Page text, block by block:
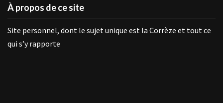
À propos de ce site
Site personnel, dont le sujet unique est la Corrèze et tout ce
qui s’y rapporte